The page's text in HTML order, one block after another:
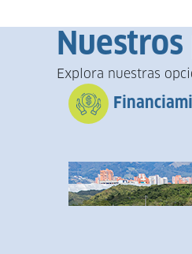
Explora nuestras